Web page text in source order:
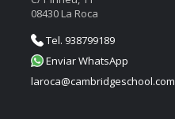
08430 La Roca
Tel. 938799189
Enviar WhatsApp
laroca@cambridgeschool.com